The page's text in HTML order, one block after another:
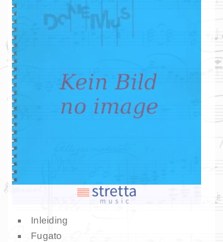
Inleiding
Fugato